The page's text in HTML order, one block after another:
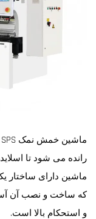
رانده می شود تا
ماشین دارای ساختار
که ساخت و نصب آن
و استحکام بالا است.